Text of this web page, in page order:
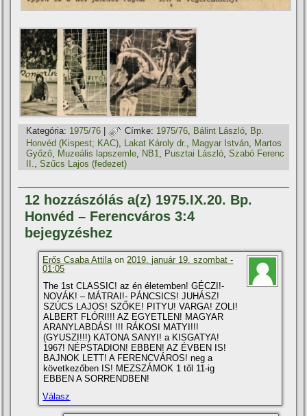
Kategória: 1975/76 | Címke: 1975/76, Bálint László, Bp.
Honvéd (Kispest; KAC)
Lakat Károly dr. Magyar István
Martos
Győző
Muzeális lapszemle NB1 Pusztai László ,Szabó Ferenc
,Szűcs Lajos (fedezet)
12 hozzászólás a(z) 1975.IX.20. Bp.
Honvéd – Ferencváros 3:4
bejegyzéshez
Erős Csaba Attila on 2019. január 19. szombat -
01:05
The 1st CLASSIC! az én életemben! GÉCZI!-
NOVÁK! – MÁTRAI!- PÁNCSICS! JUHÁSZ!
SZÚCS LAJOS! SZŐKE! PITYU! VARGA! ZOLI!
ALBERT FLÓRI!!! AZ EGYETLEN! MAGYAR
ARANYLABDÁS! !!! RÁKOSI MATYI!!!
(GYUSZI!!!) KATONA SANYI! a KISGATYA!
1967! NÉPSTADION! EBBEN! AZ ÉVBEN IS!
BAJNOK LETT! A FERENCVÁROS! neg a
következőben IS! MEZSZÁMOK 1 től 11-ig
EBBEN A SORRENDBEN!
Válasz